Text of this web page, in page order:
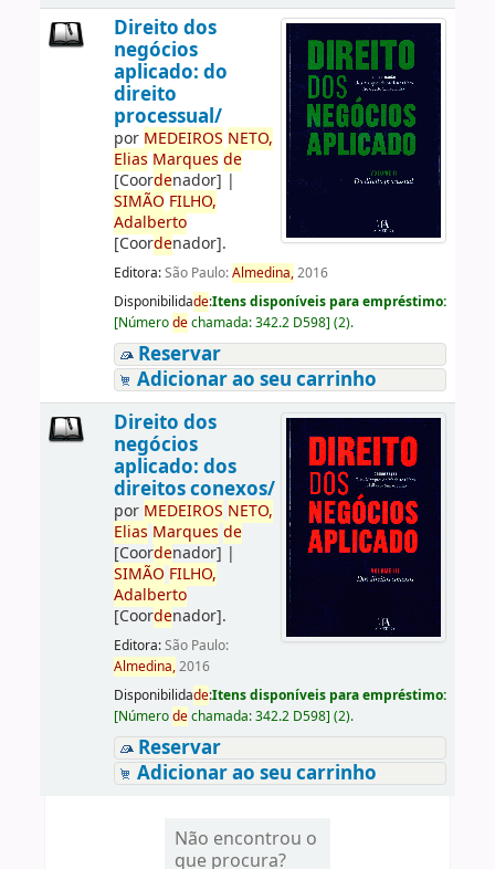
Direito dos
negócios
aplicado: do
direito
processual/
por MEDEIROS NETO,
Elias Marques de
[Coordenador] |
SIMÃO FILHO,
Adalberto
[Coordenador].
Editora:São Paulo:Almedina,2016
Disponibilidade:Itens disponíveis para empréstimo:
[Númerodechamada:342.2 D598] (2).
Reservar
Adicionar ao seu carrinho
Direito dos
negócios
aplicado: dos
direitos conexos/
por MEDEIROS NETO,
Elias Marques de
[Coordenador] |
SIMÃO FILHO,
Adalberto
[Coordenador].
Editora:São Paulo:
Almedina,2016
Disponibilidade:Itens disponíveis para empréstimo:
[Númerodechamada:342.2 D598] (2).
Reservar
Adicionar ao seu carrinho
Não encontrou o
que procura?